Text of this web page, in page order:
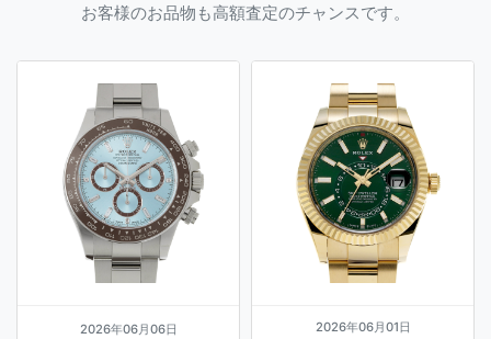
お客様のお品物も高額査定のチャンスです。
2026年06月06日
2026年06月01日